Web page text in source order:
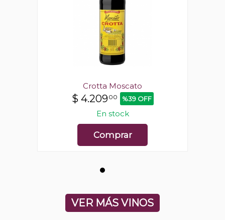
Crotta Moscato
$ 4.20900 %39 OFF
En stock
Comprar
VER MÁS VINOS